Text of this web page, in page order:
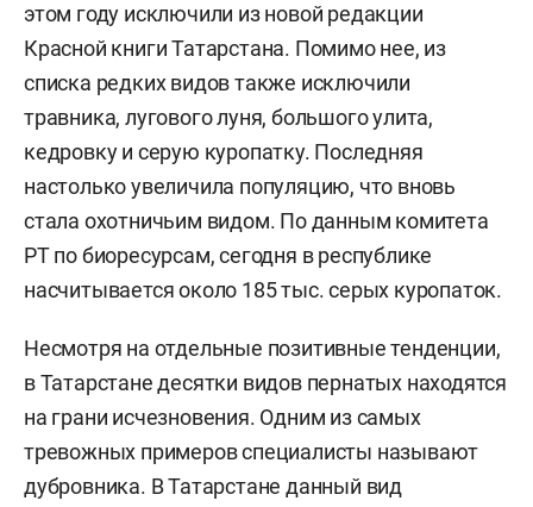
этом году исключили из новой редакции
Красной книги Татарстана. Помимо нее, из
списка редких видов также исключили
травника, лугового луня, большого улита,
кедровку и серую куропатку. Последняя
настолько увеличила популяцию, что вновь
стала охотничьим видом. По данным комитета
РТ по биоресурсам, сегодня в республике
насчитывается около 185 тыс. серых куропаток.
Несмотря на отдельные позитивные тенденции,
в Татарстане десятки видов пернатых находятся
на грани исчезновения. Одним из самых
тревожных примеров специалисты называют
дубровника. В Татарстане данный вид